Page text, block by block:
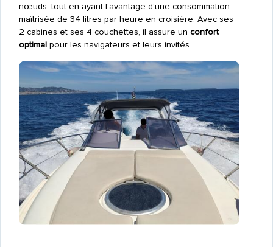
nœuds, tout en ayant l'avantage d'une consommation
maîtrisée de 34 litres par heure en croisière. Avec ses
2 cabines et ses 4 couchettes, il assure un confort
optimalpour les navigateurs et leurs invités.